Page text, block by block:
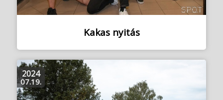
Kakas nyitás
2024
07.19.